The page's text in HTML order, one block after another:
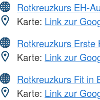
Rotkreuzkurs EH-
Karte: Link zur
Rotkreuzkurs Erste
Karte: Link zur
Rotkreuzkurs Fit in
Karte: Link zur